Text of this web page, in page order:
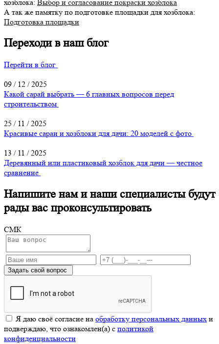
хозблока: Выбор и согласование покраски хозблока
А так же памятку по подготовке площадки для хозблока:
Подготовка площадки
Переходи в наш блог
Перейти в блог
09 / 12 / 2025
Какой сарай выбрать — 6 главных вопросов перед
строительством
25 / 11 / 2025
Красивые сараи и хозблоки для дачи: 20 моделей с фото
13 / 11 / 2025
Деревянный или пластиковый хозблок для дачи — честное
сравнение
Напишите нам и наши специалисты будут
рады вас проконсультировать
СМК
Задать свой вопрос
Я даю своё согласие на обработку персональных данных и
подверждаю, что ознакомлен(а) с политикой
конфиденциальности